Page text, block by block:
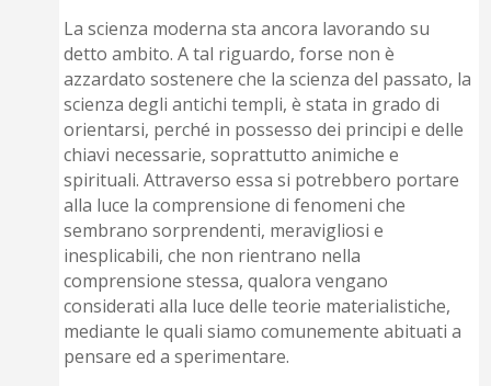
La scienza moderna sta ancora lavorando su
detto ambito. A tal riguardo, forse non è
azzardato sostenere che la scienza del passato, la
scienza degli antichi templi, è stata in grado di
orientarsi, perché in possesso dei principi e delle
chiavi necessarie, soprattutto animiche e
spirituali. Attraverso essa si potrebbero portare
alla luce la comprensione di fenomeni che
sembrano sorprendenti, meravigliosi e
inesplicabili, che non rientrano nella
comprensione stessa, qualora vengano
considerati alla luce delle teorie materialistiche,
mediante le quali siamo comunemente abituati a
pensare ed a sperimentare.